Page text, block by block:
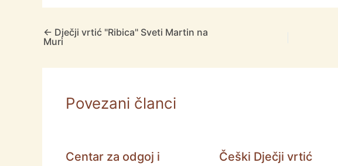
← Dječji vrtić "Ribica" Sveti Martin na
Muri
Povezani članci
Centar za odgoj i
Češki Dječji vrtić